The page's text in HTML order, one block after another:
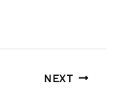
NEXT